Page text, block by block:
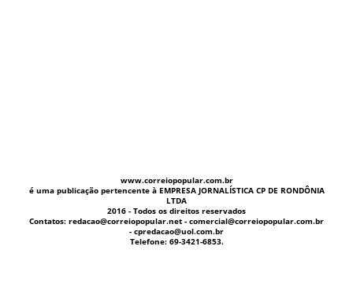
www.correiopopular.com.br
é uma publicação pertencente à EMPRESA JORNALÍSTICA CP DE RONDÔNIA
LTDA
2016 - Todos os direitos reservados
Contatos: redacao@correiopopular.net - comercial@correiopopular.com.br
- cpredacao@uol.com.br
Telefone: 69-3421-6853.